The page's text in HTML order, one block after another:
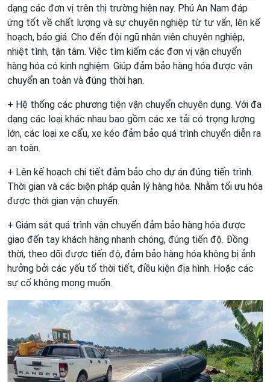
dạng các đơn vị trên thị trường hiện nay. Phú An Nam đáp
ứng tốt về chất lượng và sự chuyên nghiệp từ tư vấn, lên kế
hoạch, báo giá. Cho đến đội ngũ nhân viên chuyên nghiệp,
nhiệt tình, tận tâm. Việc tìm kiếm các đơn vị vận chuyển
hàng hóa có kinh nghiệm. Giúp đảm bảo hàng hóa được vận
chuyển an toàn và đúng thời hạn.
+ Hệ thống các phương tiện vận chuyển chuyên dụng. Với đa
dạng các loại khác nhau bao gồm các xe tải có trọng lượng
lớn, các loại xe cẩu, xe kéo đảm bảo quá trình chuyển diễn ra
an toàn.
+ Lên kế hoạch chi tiết đảm bảo cho dự án đúng tiến trình.
Thời gian và các biện pháp quản lý hàng hóa. Nhằm tối ưu hóa
được thời gian vận chuyển.
+ Giám sát quá trình vận chuyển đảm bảo hàng hóa được
giao đến tay khách hàng nhanh chóng, đúng tiến độ. Đồng
thời, theo dõi được tiến độ, đảm bảo hàng hóa không bị ảnh
hưởng bởi các yếu tố thời tiết, điều kiện địa hình. Hoặc các
sự cố không mong muốn.